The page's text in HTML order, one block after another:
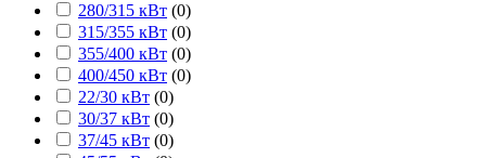
280/315 кВт (0)
315/355 кВт (0)
355/400 кВт (0)
400/450 кВт (0)
22/30 кВт (0)
30/37 кВт (0)
37/45 кВт (0)